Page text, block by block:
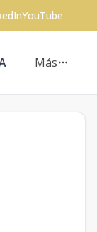
YouTube
Más